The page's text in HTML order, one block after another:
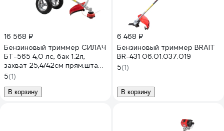
16 568 ₽
Бензиновый триммер СИЛАЧ
БТ-565 4,0 лс, бак 1.2л,
захват 25,4/42см прям.штанг,
полуавтоматическая
катушка +фреза (1/24) 024116
5(1)
В корзину
6 468 ₽
Бензиновый триммер BRAIT
BR-431 06.01.037.019
5(1)
В корзину